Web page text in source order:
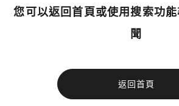
您可以返回首頁或使用搜索功
聞
返回首頁
今日熱門
使用以下帳號繼續
您已閒置5分鐘，請點擊關閉按鈕或空
今日熱門